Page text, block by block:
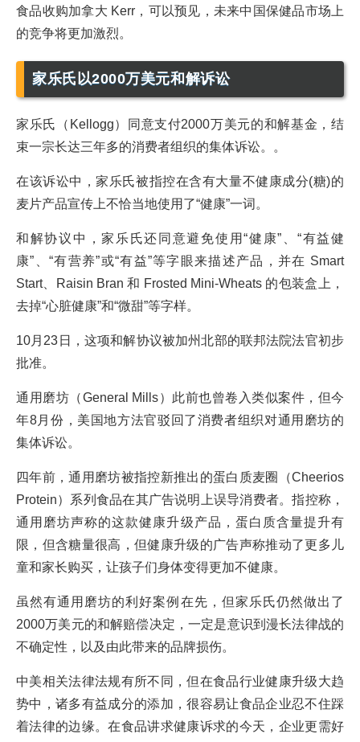
食品收购加拿大 Kerr，可以预见，未来中国保健品市场上
的竞争将更加激烈。
家乐氏以2000万美元和解诉讼
家乐氏（Kellogg）同意支付2000万美元的和解基金，结
束一宗长达三年多的消费者组织的集体诉讼。。
在该诉讼中，家乐氏被指控在含有大量不健康成分(糖)的
麦片产品宣传上不恰当地使用了“健康”一词。
和解协议中，家乐氏还同意避免使用“健康”、“有益健
康”、“有营养”或“有益”等字眼来描述产品，并在 Smart
Start、Raisin Bran 和 Frosted Mini-Wheats 的包装盒上，
去掉“心脏健康”和“微甜”等字样。
10月23日，这项和解协议被加州北部的联邦法院法官初步
批准。
通用磨坊（General Mills）此前也曾卷入类似案件，但今
年8月份，美国地方法官驳回了消费者组织对通用磨坊的
集体诉讼。
四年前，通用磨坊被指控新推出的蛋白质麦圈（Cheerios
Protein）系列食品在其广告说明上误导消费者。指控称，
通用磨坊声称的这款健康升级产品，蛋白质含量提升有
限，但含糖量很高，但健康升级的广告声称推动了更多儿
童和家长购买，让孩子们身体变得更加不健康。
虽然有通用磨坊的利好案例在先，但家乐氏仍然做出了
2000万美元的和解赔偿决定，一定是意识到漫长法律战的
不确定性，以及由此带来的品牌损伤。
中美相关法律法规有所不同，但在食品行业健康升级大趋
势中，诸多有益成分的添加，很容易让食品企业忍不住踩
着法律的边缘。在食品讲求健康诉求的今天，企业更需好